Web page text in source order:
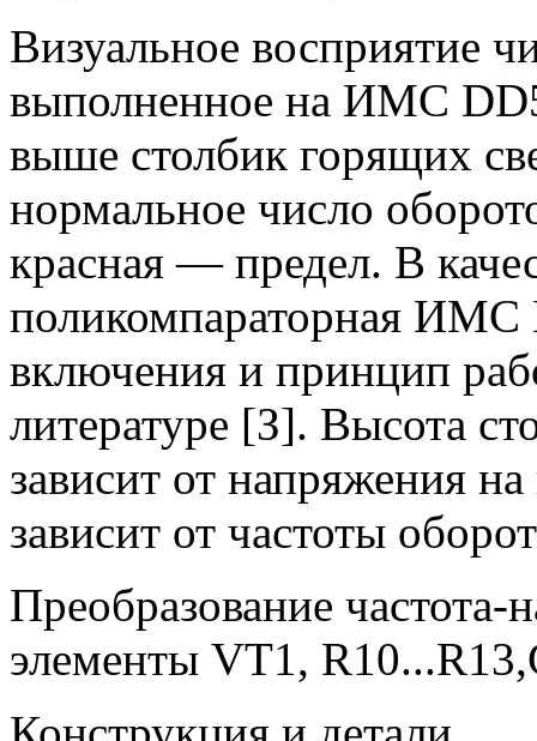
Визуальное восприятие
выполненное на ИМС
выше столбик горящих
нормальное число
красная — предел. В
поликомпараторная
включения и принцип
литературе [З]. Высота
зависит от напряжения
зависит от частоты
Преобразование
элементы VT1,